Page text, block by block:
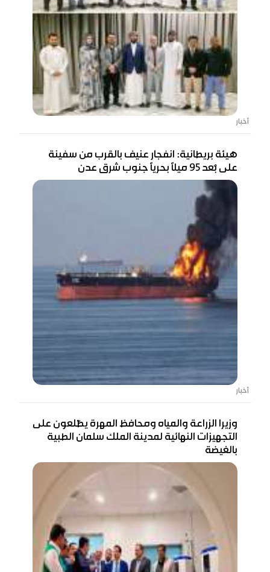
أخبار
هيئة بريطانية: انفجار عنيف بالقرب من سفينة
على بُعد 95 ميلًا بحريًا جنوب شرق عدن
أخبار
وزيرا الزراعة والمياه ومحافظ المهرة يطّلعون على
التجهيزات النهائية لمدينة الملك سلمان الطبية
بالغيضة